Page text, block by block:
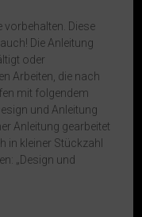
vorbehalten. Diese
Die Anleitung
oder
Arbeiten, die nach
mit folgendem
und Anleitung
Anleitung gearbeitet
in kleiner Stückzahl
„Design und